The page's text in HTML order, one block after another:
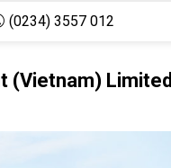
(0234) 3557 012
(Vietnam) Limited